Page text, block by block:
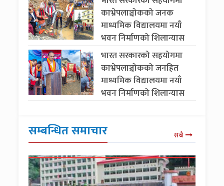
काभ्रेपलाञ्चोकको जनक
माध्यमिक विद्यालयमा नयाँ
भवन निर्माणको शिलान्यास
भारत सरकारको सहयोगमा
काभ्रेपलाञ्चोकको जनहित
माध्यमिक विद्यालयमा नयाँ
भवन निर्माणको शिलान्यास
सम्बन्धित समाचार सबै